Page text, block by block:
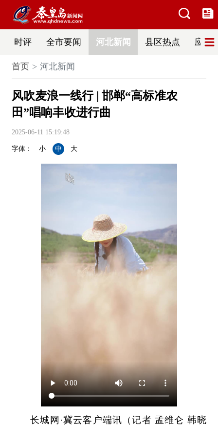
时评 全市要闻 河北新闻 县区热点 应急
首页 河北新闻
风吹麦浪一线行 | 邯郸“高标准农
田”唱响丰收进行曲
2025-06-11 15:19:48
字体： 小 中 大
长城网·冀云客户端讯（记者 孟维仑 韩晓